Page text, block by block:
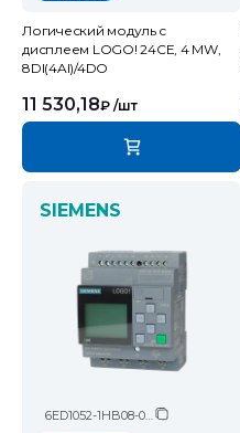
Логический модуль c
дисплеем LOGO! 24CE, 4 MW,
8DI(4AI)/4DO
11 530,18₽ /шт
SIEMENS
6ED1052-1HB08-0BA2